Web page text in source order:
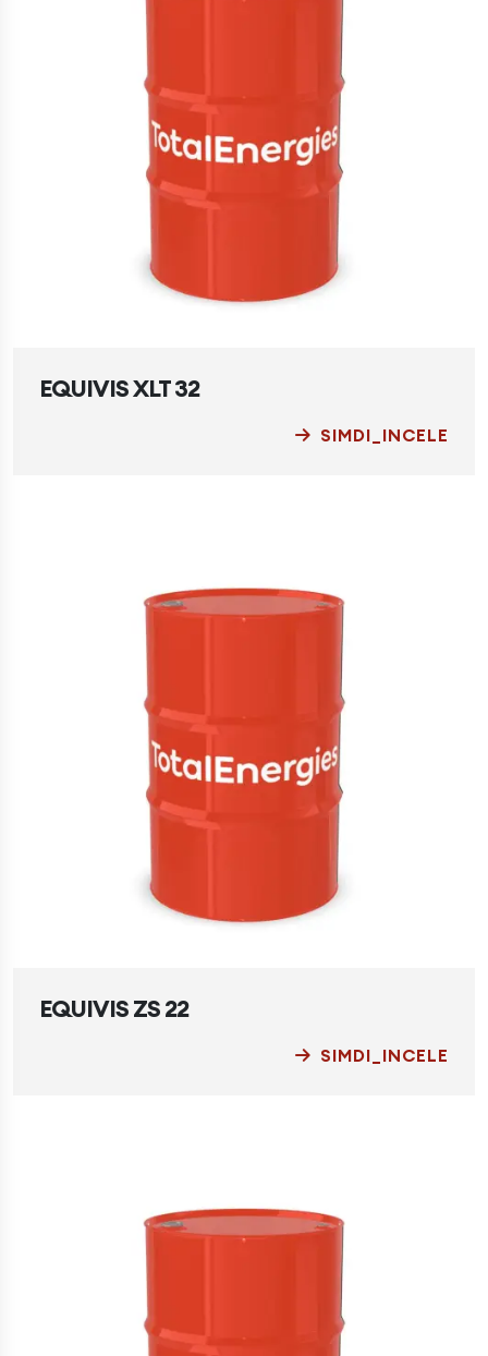
EQUIVIS XLT 32
SIMDI_INCELE
EQUIVIS ZS 22
SIMDI_INCELE